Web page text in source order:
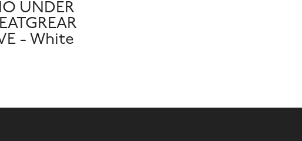
UNDER
- White